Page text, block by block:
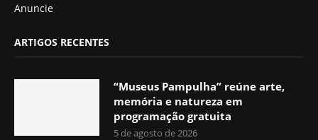
Anuncie
ARTIGOS RECENTES
“Museus Pampulha” reúne arte,
memória e natureza em
programação gratuita
5 de agosto de 2026